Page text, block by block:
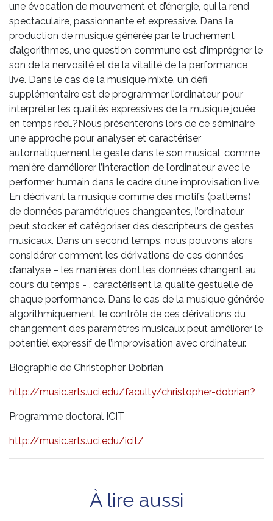
une évocation de mouvement et d’énergie, qui la rend
spectaculaire, passionnante et expressive. Dans la
production de musique générée par le truchement
d’algorithmes, une question commune est d’imprégner le
son de la nervosité et de la vitalité de la performance
live. Dans le cas de la musique mixte, un défi
supplémentaire est de programmer l’ordinateur pour
interpréter les qualités expressives de la musique jouée
en temps réel.?Nous présenterons lors de ce séminaire
une approche pour analyser et caractériser
automatiquement le geste dans le son musical, comme
manière d’améliorer l’interaction de l’ordinateur avec le
performer humain dans le cadre d’une improvisation live.
En décrivant la musique comme des motifs (patterns)
de données paramétriques changeantes, l’ordinateur
peut stocker et catégoriser des descripteurs de gestes
musicaux. Dans un second temps, nous pouvons alors
considérer comment les dérivations de ces données
d’analyse – les manières dont les données changent au
cours du temps - , caractérisent la qualité gestuelle de
chaque performance. Dans le cas de la musique générée
algorithmiquement, le contrôle de ces dérivations du
changement des paramètres musicaux peut améliorer le
potentiel expressif de l’improvisation avec ordinateur.
Biographie de Christopher Dobrian
http://music.arts.uci.edu/faculty/christopher-dobrian?
Programme doctoral ICIT
http://music.arts.uci.edu/icit/
À lire aussi